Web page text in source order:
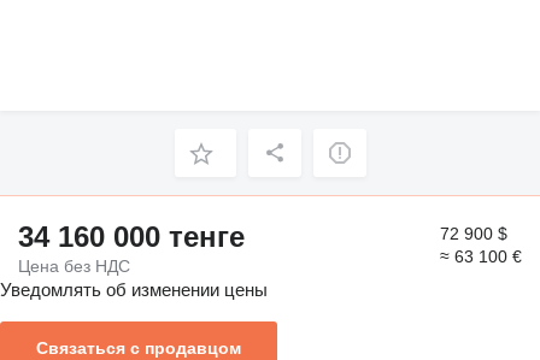
34 160 000 тенге
Цена без НДС
72 900 $
≈ 63 100 €
Уведомлять об изменении цены
Связаться с продавцом